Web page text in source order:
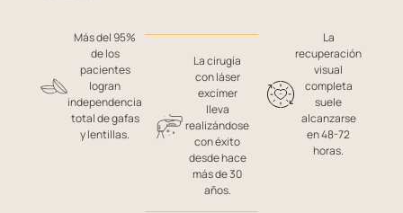
Más del 95%
de los
pacientes
logran
independencia
total de gafas
y lentillas.
La cirugía
con láser
excímer
lleva
realizándose
con éxito
desde hace
más de 30
años.
La
recuperación
visual
completa
suele
alcanzarse
en 48-72
horas.